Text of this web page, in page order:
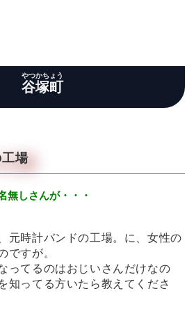
谷塚町
やつかちょう
場
無しさんが・・・
元時計バンドの工場。に、女性の
ですが。
ってるのはおじいさんだけなの
知ってる方いたら教えてくださ